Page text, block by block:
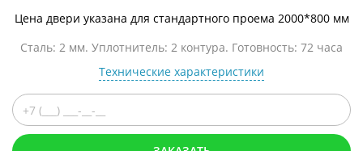
Цена двери указана для стандартного проема 2000*800 мм
Сталь: 2 мм. Уплотнитель: 2 контура. Готовность: 72 часа
Технические характеристики